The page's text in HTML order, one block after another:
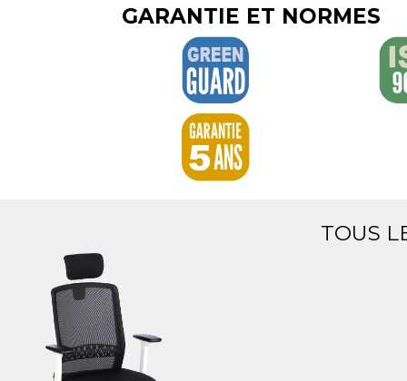
GARANTIE ET NORMES
TOUS